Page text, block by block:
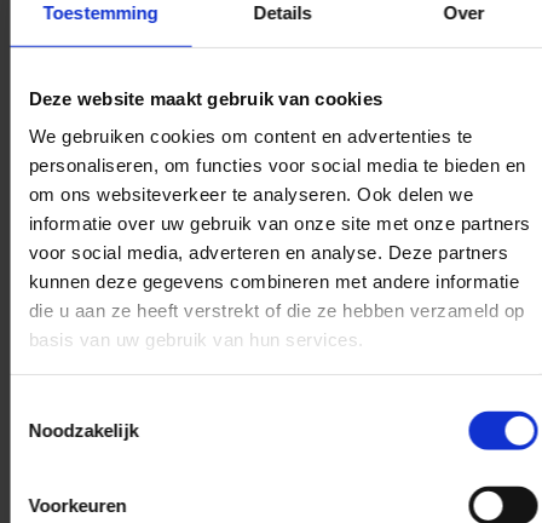
Toestemming Details Over
Deze website maakt gebruik van cookies
We gebruiken cookies om content en advertenties te
personaliseren, om functies voor social media te bieden en
om ons websiteverkeer te analyseren. Ook delen we
informatie over uw gebruik van onze site met onze partners
voor social media, adverteren en analyse. Deze partners
kunnen deze gegevens combineren met andere informatie
die u aan ze heeft verstrekt of die ze hebben verzameld op
basis van uw gebruik van hun services.
Noodzakelijk
Voorkeuren
De eerste Sintbox is
de Vlugt.
De Sintbox bestaat uit:
1 sleutelhangers in
Bram thema naar keuze
1 Speld in Bram thema
1 verzamelmunt in Bram
thema
Gratis cadeau (dit
sintbox en gaat niet los
verkocht worden.
Wij gaan ieder jaar een